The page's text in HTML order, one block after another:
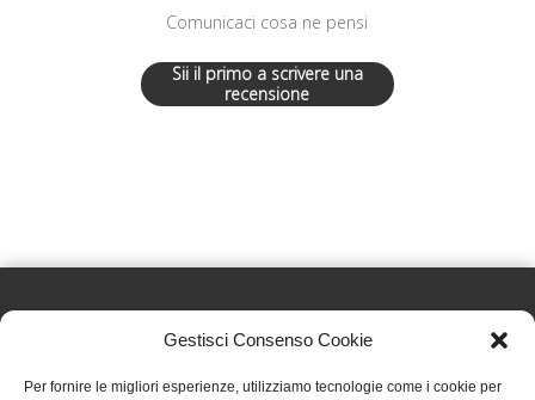
Gestisci Consenso Cookie
Per fornire le migliori esperienze, utilizziamo tecnologie come i cookie per
Comunicaci cosa ne pensi
Sii il primo a scrivere una
recensione
Effatà Editrice di Pellegrino Paolo SAS